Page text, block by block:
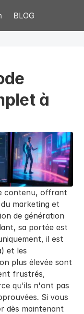
BLOG
à
contenu, offrant
marketing et
de génération
sa portée est
il est
et les
plus élevée sont
frustrés,
qu'ils n'ont pas
Si vous
dès maintenant